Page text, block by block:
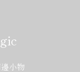
小物